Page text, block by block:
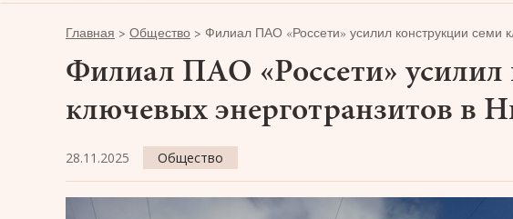
Главная > Общество > Филиал ПАО «Россети» усилил конструкции семи
Филиал ПАО «Россети» усилил
ключевых энерготранзитов в
28.11.2025 Общество